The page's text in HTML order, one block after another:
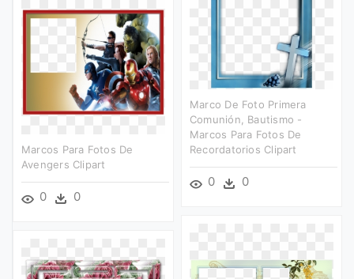
Marco De Foto Primera
Comunión, Bautismo -
Marcos Para Fotos De
Recordatorios Clipart
0 0
Marcos Para Fotos De
Avengers Clipart
0 0